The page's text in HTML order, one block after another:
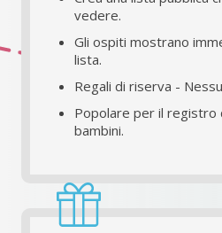
vedere.
Gli ospiti mostrano
lista.
Regali di riserva -
Popolare per il registro
bambini.